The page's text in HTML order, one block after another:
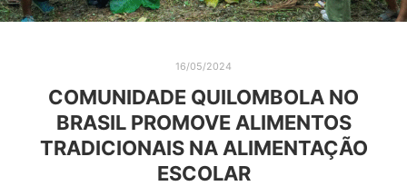
16/05/2024
COMUNIDADE QUILOMBOLA NO
BRASIL PROMOVE ALIMENTOS
TRADICIONAIS NA ALIMENTAÇÃO
ESCOLAR